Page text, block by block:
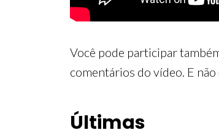
Você pode participar
comentários do vídeo. E
Últimas